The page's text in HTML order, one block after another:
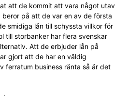
att de kommit att vara något utav
på att de var en av de första
smidiga lån till schyssta villkor för
till storbanker har flera svenskar
Att de erbjuder lån på
gjort att de har en väldig
ferratum business ränta så är det